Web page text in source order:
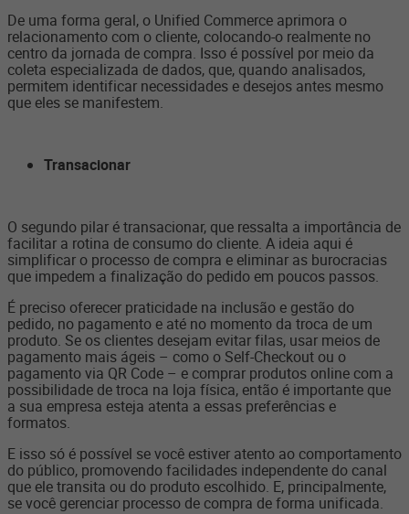
De uma forma geral, o Unified Commerce aprimora o
relacionamento com o cliente, colocando-o realmente no
centro da jornada de compra. Isso é possível por meio da
coleta especializada de dados, que, quando analisados,
permitem identificar necessidades e desejos antes mesmo
que eles se manifestem.
Transacionar
O segundo pilar é transacionar, que ressalta a importância de
facilitar a rotina de consumo do cliente. A ideia aqui é
simplificar o processo de compra e eliminar as burocracias
que impedem a finalização do pedido em poucos passos.
É preciso oferecer praticidade na inclusão e gestão do
pedido, no pagamento e até no momento da troca de um
produto. Se os clientes desejam evitar filas, usar meios de
pagamento mais ágeis – como o Self-Checkout ou o
pagamento via QR Code – e comprar produtos online com a
possibilidade de troca na loja física, então é importante que
a sua empresa esteja atenta a essas preferências e
formatos.
E isso só é possível se você estiver atento ao comportamento
do público, promovendo facilidades independente do canal
que ele transita ou do produto escolhido. E, principalmente,
se você gerenciar processo de compra de forma unificada.